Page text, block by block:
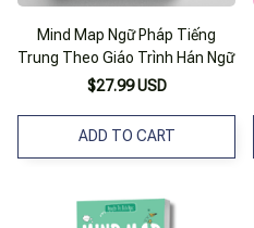
Mind Map Ngữ Pháp Tiếng
Trung Theo Giáo Trình Hán Ngữ
$27.99 USD
ADD TO CART